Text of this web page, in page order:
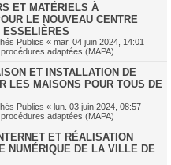
ET MATÉRIELS À
LE NOUVEAU CENTRE
ESSELIÈRES
Publics « mar. 04 juin 2024, 14:01
adaptées (MAPA)
ET INSTALLATION DE
LES MAISONS POUR TOUS DE
Publics « lun. 03 juin 2024, 08:57
adaptées (MAPA)
ET RÉALISATION
NUMÉRIQUE DE LA VILLE DE